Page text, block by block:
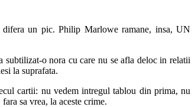
un pic. Philip Marlowe ramane, insa, UN
subtilizat-o nora cu care nu se afla deloc in relatii
la suprafata.
cartii: nu vedem intregul tablou din prima, nu
sa vrea, la aceste crime.